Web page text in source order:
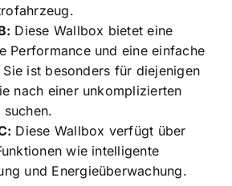
Diese Wallbox bietet eine
Performance und eine einfache
ist besonders für diejenigen
nach einer unkomplizierten
suchen.
Diese Wallbox verfügt über
wie intelligente
und Energieüberwachung.